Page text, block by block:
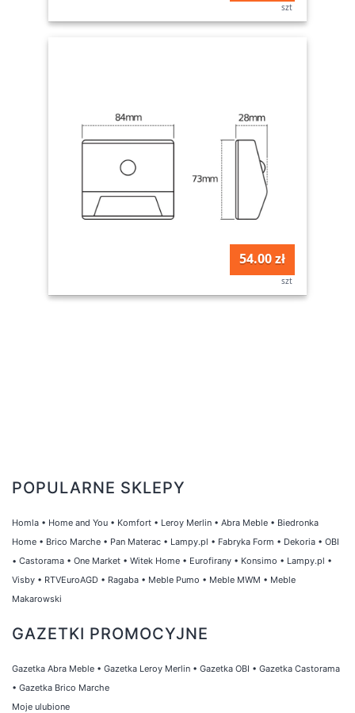
szt
54.00 zł
szt
POPULARNE SKLEPY
Homla • Home and You • Komfort • Leroy Merlin • Abra Meble • Biedronka
Home • Brico Marche • Pan Materac • Lampy.pl • Fabryka Form • Dekoria • OBI
• Castorama • One Market • Witek Home • Eurofirany • Konsimo • Lampy.pl •
Visby • RTVEuroAGD • Ragaba • Meble Pumo • Meble MWM • Meble
Makarowski
GAZETKI PROMOCYJNE
Gazetka Abra Meble • Gazetka Leroy Merlin • Gazetka OBI • Gazetka Castorama
• Gazetka Brico Marche
Moje ulubione